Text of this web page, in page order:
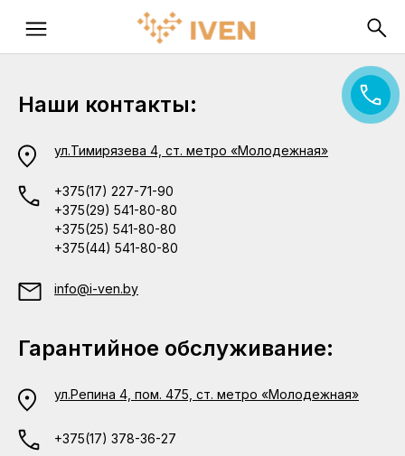
Наши контакты:
ул.Тимирязева 4, ст. метро «Молодежная»
+375(17) 227-71-90
+375(29) 541-80-80
+375(25) 541-80-80
+375(44) 541-80-80
info@i-ven.by
Гарантийное обслуживание:
ул.Репина 4, пом. 475, ст. метро «Молодежная»
+375(17) 378-36-27